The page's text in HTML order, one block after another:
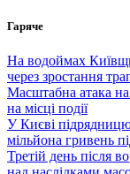
Перейти
вмісту
Гаряче
На водоймах
через зростання
Масштабна атака
на місці події
У Києві
мільйона гривень
Третій день після